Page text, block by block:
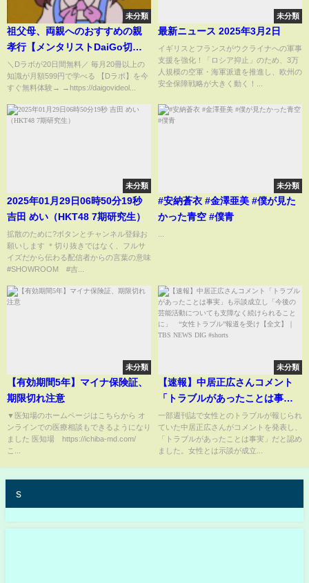
未分類
祖父母、両親へのおすすめの親
孝行【メンタリストDaiGo切り
抜き動画】
＼Dラボが20日間無料／ 毎月20冊以上の
知識が月額599円で学べる 【Dラボ】を今
すぐ無料体験→ →https://daigovideol...
未分類
最新ニュース 2025年3月2日
イギリスとフランスがウクライナへの軍事
支援を強化！「ロシア抑止」のため、3万
人規模の空軍・海軍派遣を推進し、欧州の
安全保障戦略が大きく動く！...
未分類
2025年01月29日06時50分19秒
吉田 めい（HKT48 7期研究生）
拡散のために?ボタンとチャンネル登録お
願いします ＊切り抜きではなく、フルサ
イズだから伝わる配信者からの言葉の意味
#SHOWROOM #吉...
未分類
#安納蒼衣 #金澤亜美 #僕が見た
かった青空 #僕青
未分類
【有効期間5年】マイナ保険証、
期限切れ注意
▼医知場のホームページはこちらから オ
ンラインでの医療相談もできるようになり
ました 医知場 https://ichiba-md.com/
こ...
未分類
【速報】中居正広さんコメント
「トラブルがあったことは事
実」も示談成立し「今後の芸能
活動についても支障なく続けら
れることに」 “女性トラブ
NEWS DIG #shorts
一部週刊誌で女性とのトラブルが報じられ
ていた中居正広さんがコメントを発表し、
「トラブルがあったことは事実」だと認め
ました。女性とは示談が成立...
s